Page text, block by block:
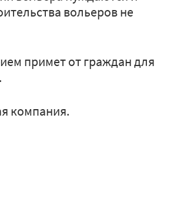
вольеров не
примет от граждан для
компания.